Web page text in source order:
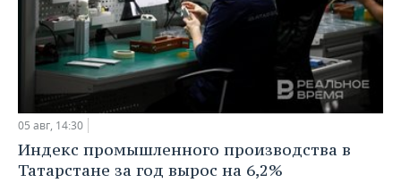
05 авг, 14:30
Индекс промышленного производства в
Татарстане за год вырос на 6,2%